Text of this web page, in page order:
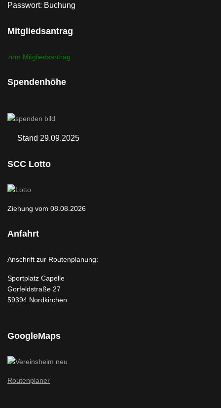
Passwort: Buchung
Mitgliedsantrag
zum Mitgliedsantrag
Spendenhöhe
Stand 29.09.2025
SCC Lotto
Ziehung vom 08.08.2026
Anfahrt
Anschrift zur Routenplanung:
Sportplatz Capelle
Gorfeldstraße 27
59394 Nordkirchen
GoogleMaps
Routenplaner